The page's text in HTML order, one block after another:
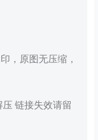
，原图无压缩，
链接失效请留